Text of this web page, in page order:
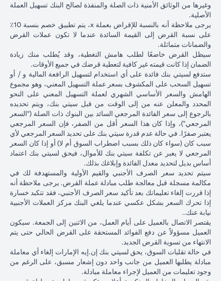
سعر
الصرف
الأجنبي
للعميل
(بما في
ذلك
فارق
السعر
المستحق
للبنك)
بعد 1
شهر
الياباني مقابل الدولار
الأمريكي بنسبة 2٪
ليصل إلى 102.90 ين
ياباني = دولار أمريكي
استقرار سعر الين
الياباني مقابل
الدولار الأمريكي
عند 105 ين ياباني
= دولار أمريكي
الين الياباني
الدولار
بنسبة
107.1 ين
دولار أمريكي
بالدولار
الأمريكي
إذا تم
تحويل
قرض
الين
الياباني
مرة
أخرى
قرض
بالدولار
الأمريكي
102,125.85 دولار
(10,508,750/102.90
ين ياباني)
100,083.33 دولار
(10,508,750/105
ين ياباني)
107.10
ين ياباني)
وغيرها من الوثائق الأمنية ذات الصلة والمنفذة لصالح البنك تسهيل العملة
الأصلية.
يرجى ملاحظة أنه بالنسبة للإقراض بعملة x، يتم تطبيق خصم بنسبة 10٪
على نسبة القرض إلى القيمة السائدة عندما لا تكون عملات القرض
والضمانات متماثلة.
سيظل القرض خاضعًا لطلب هامش التغطية، وقد يُطلب منك زيادة
الضمان إذا كانت قيمته غير كافية لتعطية قرضك في جميع الأوقات.
ستدفع لسيتي بنك فائدة على أي استخدام لتسهيل الرافعة المالية و / أو
تسهيل السحب على المكشوف بسعر عملة التسهيل المعني، وهو مجموع
الهامش والسعر الأساسي الشهري لعملة التسهيل المعني على النحو
المحدد والمعلن عنه من إلى الوقت من قبل سيتي بنك، ويتم تحديده
بالرجوع إلى سعر الفائدة المرجعي السائد بين البنوك ذات الصلة ("السعر
المرجعي")، وإذا كان هذا السعر أقل من الصفر، فإن السعر المرجعي
يعتبر صفرًا. في حالة عدم قدرة سيتي بنك على تحديد السعر المرجعي لأي
سبب كان (سواء كان ذلك بسبب اضطراب السوق أم لا) أو إذا كان السعر
المرجعي لا يعبر عن تكلفة سيتي بنك للأموال، فيحق لسيتي بنك اعتماد
أساس بديل لتحديد معدل الفائدة وإبلاغك بذلك.
سيتم تحديد سعر الصرف الأجنبي والقيم الأولية والمستهدفة لك في
مكالمة مسجلة قبل معالجة طلب مبادلة عملة القرض. يرجى ملاحظة أنه
إذا قررت إلغاء تعليماتك بعد تأكيد سعر الصرف الأجنبي، فقد تتكبد خسارة
إذا تحرك السعر بشكل عكسي عندما يلغي البنك مركز العملات الأجنبية
نيابة عنك..
يقتصر الاتصال بالعميل على أيام العمل، من الاثنين إلى الجمعة. سيكون
العميل مسؤولاً عن دفع الفوائد المستحقة على القرض الحالي حتى يتم
الانتهاء من تسوية القرض الجديد.
في حالة تقلبات السوق، يحق لسيتي بنك إن.إيه الإمارات إلغاء أي معاملة
مبادلة يطلبها العميل من جانب واحد دون إشعار مسبق، على الرغم من
وجود تعليمات من العميل لإجراء معاملة مبادلة.